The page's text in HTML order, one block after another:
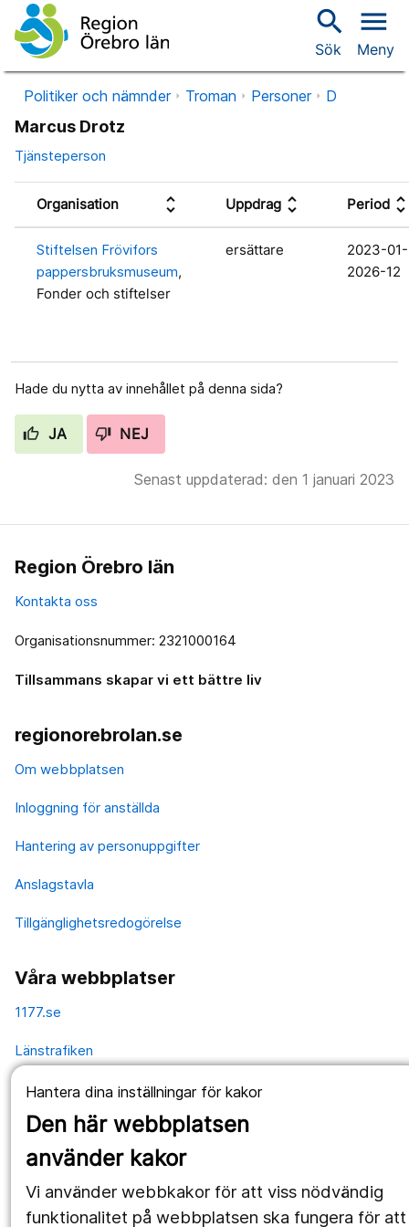
Hantera dina inställningar för kakor
Den här webbplatsen
använder kakor
Vi använder webbkakor för att viss nödvändig
funktionalitet på webbplatsen ska fungera för att
search
Sök
menu
Meny
Politiker och nämnder Troman Personer D
Marcus Drotz
Tjänsteperson
Organisation unfold_more Uppdrag unfold_more Period
Stiftelsen Frövifors
pappersbruksmuseum,
Fonder och stiftelser
ersättare
2023-01-
2026-12
Hade du nytta av innehållet på denna sida?
JA NEJ
Senast uppdaterad: den 1 januari 2023
Region Örebro län
Kontakta oss
Organisationsnummer: 2321000164
Tillsammans skapar vi ett bättre liv
regionorebrolan.se
Om webbplatsen
Inloggning för anställda
Hantering av personuppgifter
Anslagstavla
Tillgänglighetsredogörelse
Våra webbplatser
1177.se
Länstrafiken
Vårdgivare
Utveckling
Följ oss